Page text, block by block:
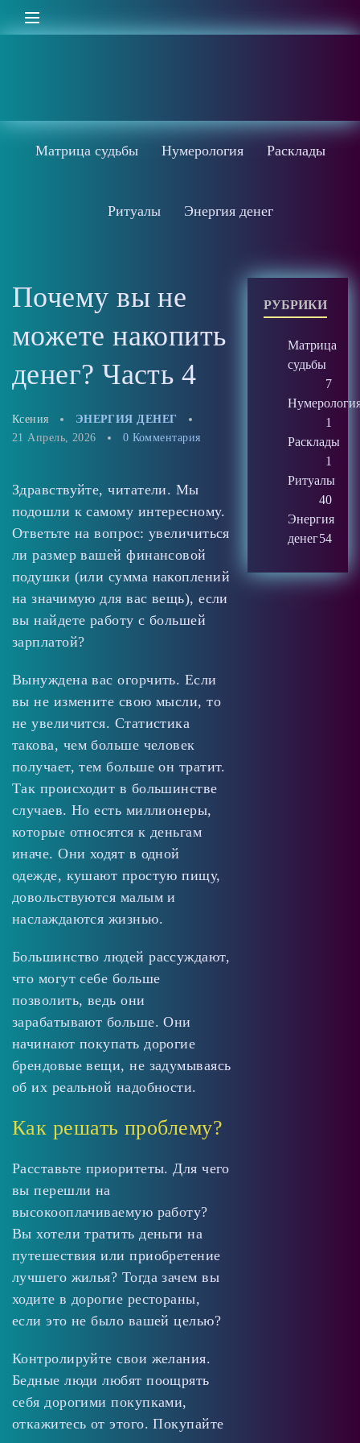
Матрица судьбы Нумерология Расклады
Ритуалы Энергия денег
Почему вы не
можете накопить
денег? Часть 4
Ксения
ЭНЕРГИЯ ДЕНЕГ
21 Апрель, 2026
0 Комментария
Здравствуйте, читатели. Мы
подошли к самому интересному.
Ответьте на вопрос: увеличиться
ли размер вашей финансовой
подушки (или сумма накоплений
на значимую для вас вещь), если
вы найдете работу с большей
зарплатой?
Вынуждена вас огорчить. Если
вы не измените свою мысли, то
не увеличится. Статистика
такова, чем больше человек
получает, тем больше он тратит.
Так происходит в большинстве
случаев. Но есть миллионеры,
которые относятся к деньгам
иначе. Они ходят в одной
одежде, кушают простую пищу,
довольствуются малым и
наслаждаются жизнью.
Большинство людей рассуждают,
что могут себе больше
позволить, ведь они
зарабатывают больше. Они
начинают покупать дорогие
брендовые вещи, не задумываясь
об их реальной надобности.
Как решать проблему?
Расставьте приоритеты. Для чего
вы перешли на
высокооплачиваемую работу?
Вы хотели тратить деньги на
путешествия или приобретение
лучшего жилья? Тогда зачем вы
ходите в дорогие рестораны,
если это не было вашей целью?
Контролируйте свои желания.
Бедные люди любят поощрять
себя дорогими покупками,
откажитесь от этого. Покупайте
РУБРИКИ
Матрица
судьбы
7
1
Расклады
1
Ритуалы
40
Энергия
денег54